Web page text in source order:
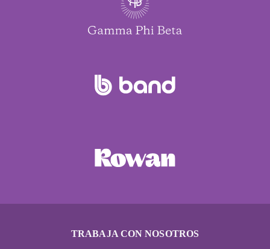
TRABAJA CON NOSOTROS